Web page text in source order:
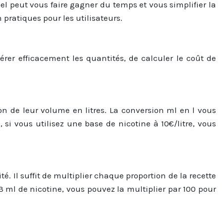
peut vous faire gagner du temps et vous simplifier la
pratiques pour les utilisateurs.
efficacement les quantités, de calculer le coût de
de leur volume en litres. La conversion ml en l vous
vous utilisez une base de nicotine à 10€/litre, vous
Il suffit de multiplier chaque proportion de la recette
ml de nicotine, vous pouvez la multiplier par 100 pour